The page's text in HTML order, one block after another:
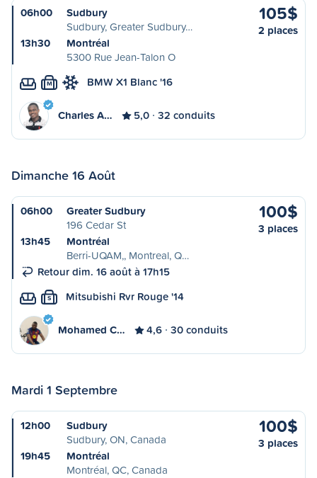
06h00
Sudbury
Sudbury, Greater Sudbury…
13h30
Montréal
5300 Rue Jean-Talon O
105$
2 places
M BMW X1 Blanc '16
Charles A… 5,0 32 conduits
Dimanche 16 Août
06h00
Greater Sudbury
196 Cedar St
13h45
Montréal
Berri-UQAM,, Montreal, Q…
Retour dim. 16 août à 17h15
100$
3 places
S Mitsubishi Rvr Rouge '14
Mohamed C… 4,6 30 conduits
Mardi 1 Septembre
12h00
Sudbury
Sudbury, ON, Canada
19h45
Montréal
Montréal, QC, Canada
100$
3 places